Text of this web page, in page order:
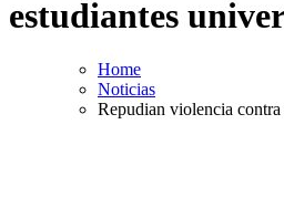
estudiantes
Home
Noticias
Repudian violencia